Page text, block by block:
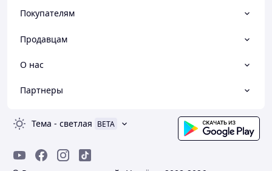
Покупателям
Продавцам
О нас
Партнеры
Тема - светлая BETA